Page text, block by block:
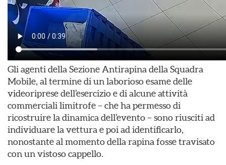
Gli agenti della Sezione Antirapina della Squadra
Mobile, al termine di un laborioso esame delle
videoriprese dell’esercizio e di alcune attività
commerciali limitrofe – che ha permesso di
ricostruire la dinamica dell’evento – sono riusciti ad
individuare la vettura e poi ad identificarlo,
nonostante al momento della rapina fosse travisato
con un vistoso cappello.